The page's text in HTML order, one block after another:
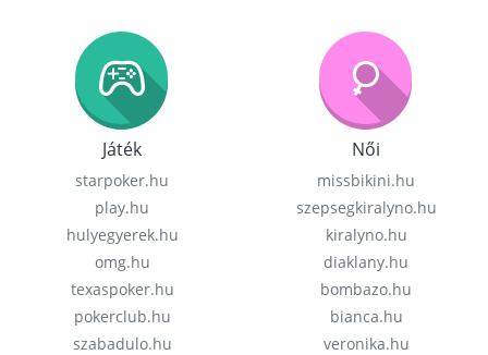
Játék
starpoker.hu
play.hu
hulyegyerek.hu
omg.hu
texaspoker.hu
pokerclub.hu
szabadulo.hu
Női
missbikini.hu
szepsegkiralyno.hu
kiralyno.hu
diaklany.hu
bombazo.hu
bianca.hu
veronika.hu